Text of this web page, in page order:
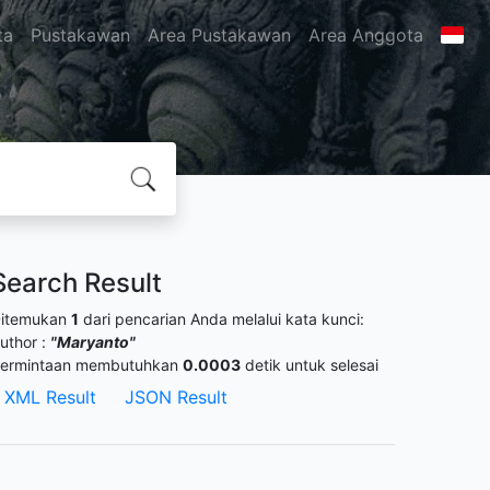
Pustakawan Area Pustakawan Area Anggota
Result
1 dari pencarian Anda melalui kata kunci:
: "Maryanto"
membutuhkan 0.0003 detik untuk selesai
XML Result JSON Result